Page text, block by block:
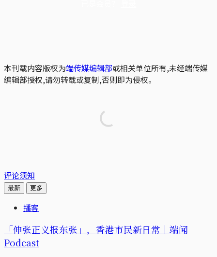
本刊载内容版权为端传媒编辑部或相关单位所有,未经端传媒
编辑部授权,请勿转载或复制,否则即为侵权。
评论须知
最新 更多
播客
「伸张正义报东张」，香港市民新日常｜端闻
Podcast